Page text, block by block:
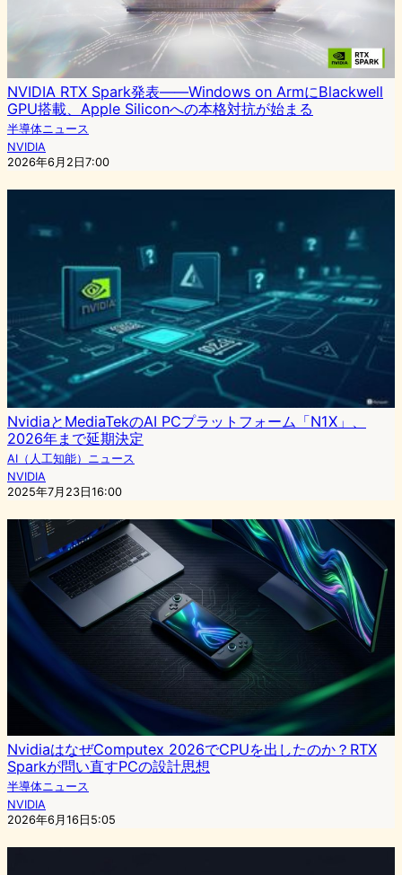
NVIDIA RTX Spark発表——Windows on ArmにBlackwell
GPU搭載、Apple Siliconへの本格対抗が始まる
半導体ニュース
NVIDIA
2026年6月2日7:00
NvidiaとMediaTekのAI PCプラットフォーム「N1X」、
2026年まで延期決定
AI（人工知能）ニュース
NVIDIA
2025年7月23日16:00
NvidiaはなぜComputex 2026でCPUを出したのか？RTX
Sparkが問い直すPCの設計思想
半導体ニュース
NVIDIA
2026年6月16日5:05